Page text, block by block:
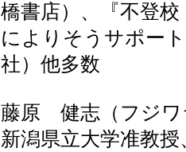
橋書店）、『不登
によりそうサポー
社）他多数
藤原 健志（フジ
新潟県立大学准教